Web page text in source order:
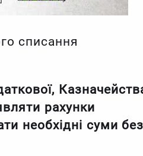
списання
рахунки
необхідні суми без